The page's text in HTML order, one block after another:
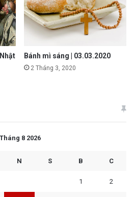
Bánh mì sáng | 03.03.2020
2 Tháng 3, 2020
Tháng 8 2026
N S B C
1 2